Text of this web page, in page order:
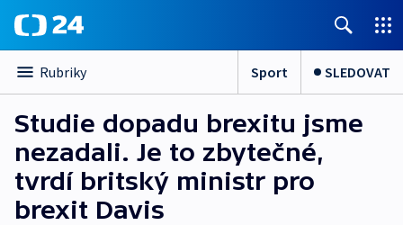
Rubriky Sport SLEDOVAT
Studie dopadu brexitu jsme
nezadali. Je to zbytečné,
tvrdí britský ministr pro
brexit Davis